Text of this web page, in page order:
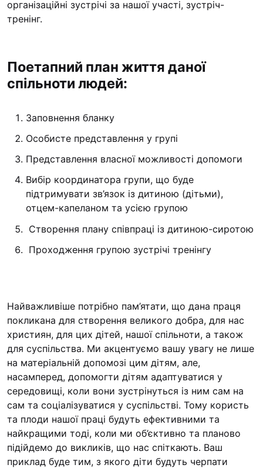
організаційні зустрічі за нашої участі, зустріч-
тренінг.
Поетапний план життя даної
спільноти людей:
Заповнення бланку
Особисте представлення у групі
Представлення власної можливості допомоги
Вибір координатора групи, що буде
підтримувати зв’язок із дитиною (дітьми),
отцем-капеланом та усією групою
Створення плану співпраці із дитиною-сиротою
Проходження групою зустрічі тренінгу
Найважливіше потрібно пам’ятати, що дана праця
покликана для створення великого добра, для нас
християн, для цих дітей, нашої спільноти, а також
для суспільства. Ми акцентуємо вашу увагу не лише
на матеріальній допомозі цим дітям, але,
насамперед, допомогти дітям адаптуватися у
середовищі, коли вони зустрінуться із ним сам на
сам та соціалізуватися у суспільстві. Тому користь
та плоди нашої праці будуть ефективними та
найкращими тоді, коли ми об’єктивно та планово
підійдемо до викликів, що нас спіткають. Ваш
приклад буде тим, з якого діти будуть черпати